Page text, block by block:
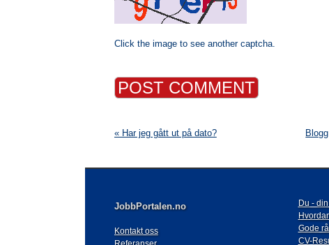
Click the image to see another captcha.
« Har jeg gått ut på dato? Blogg
JobbPortalen.no
Kontakt oss
Du -
Gode
CV-